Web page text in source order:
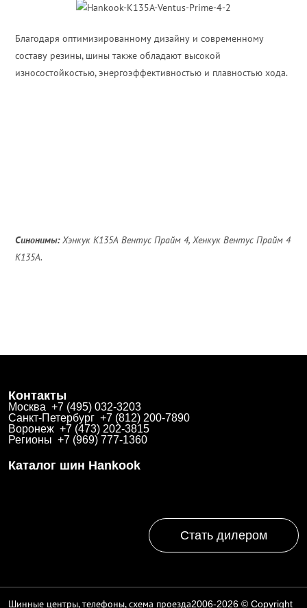
Благодаря оптимизированному дизайну и современному
составу резины, шины также обладают высокой
износостойкостью, энергоэффективностью и плавностью хода.
Синонимы:Хэнкук К135А Вентус Прайм 4, Хенкук Вентус Прайм 4
К135А.
Контакты
Москва +7 (495) 032-3203
Санкт-Петербург +7 (812) 200-7890
Воронеж +7 (473) 202-3815
Регионы +7 (969) 777-1360
Каталог шин Hankook
Стать дилером
Шинные центры, телефоны, схема проезда2006-2026 © Copyright